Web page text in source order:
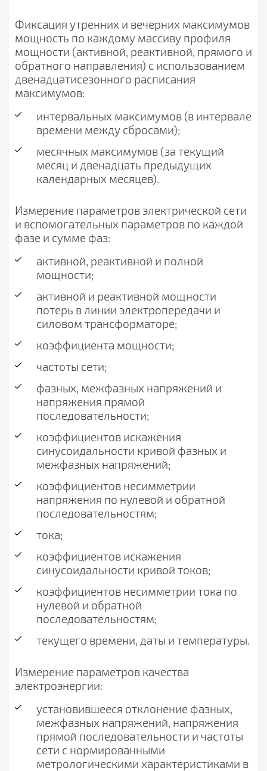
Фиксация утренних и вечерних максимумов
мощность по каждому массиву профиля
мощности (активной, реактивной, прямого и
обратного направления) с использованием
двенадцатисезонного расписания
максимумов:
интервальных максимумов (в интервале
времени между сбросами);
месячных максимумов (за текущий
месяц и двенадцать предыдущих
календарных месяцев).
Измерение параметров электрической сети
и вспомогательных параметров по каждой
фазе и сумме фаз:
активной, реактивной и полной
мощности;
активной и реактивной мощности
потерь в линии электропередачи и
силовом трансформаторе;
коэффициента мощности;
частоты сети;
фазных, межфазных напряжений и
напряжения прямой
последовательности;
коэффициентов искажения
синусоидальности кривой фазных и
межфазных напряжений;
коэффициентов несимметрии
напряжения по нулевой и обратной
последовательностям;
тока;
коэффициентов искажения
синусоидальности кривой токов;
коэффициентов несимметрии тока по
нулевой и обратной
последовательностям;
текущего времени, даты и температуры.
Измерение параметров качества
электроэнергии:
установившееся отклонение фазных,
межфазных напряжений, напряжения
прямой последовательности и частоты
сети с нормированными
метрологическими характеристиками в